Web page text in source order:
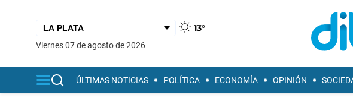
13°
viernes 07 de agosto de 2026
ÚLTIMAS NOTICIAS POLÍTICA ECONOMÍA OPINIÓN